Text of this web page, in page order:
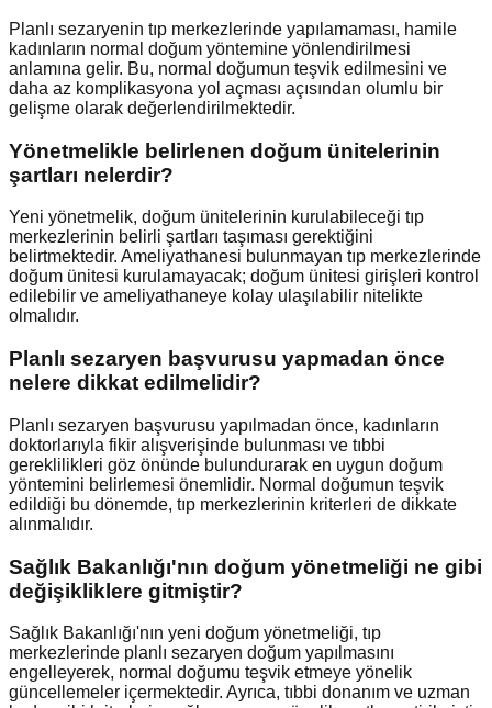
Planlı sezaryenin tıp merkezlerinde yapılamaması, hamile
kadınların normal doğum yöntemine yönlendirilmesi
anlamına gelir. Bu, normal doğumun teşvik edilmesini ve
daha az komplikasyona yol açması açısından olumlu bir
gelişme olarak değerlendirilmektedir.
Yönetmelikle belirlenen doğum ünitelerinin
şartları nelerdir?
Yeni yönetmelik, doğum ünitelerinin kurulabileceği tıp
merkezlerinin belirli şartları taşıması gerektiğini
belirtmektedir. Ameliyathanesi bulunmayan tıp merkezlerinde
doğum ünitesi kurulamayacak; doğum ünitesi girişleri kontrol
edilebilir ve ameliyathaneye kolay ulaşılabilir nitelikte
olmalıdır.
Planlı sezaryen başvurusu yapmadan önce
nelere dikkat edilmelidir?
Planlı sezaryen başvurusu yapılmadan önce, kadınların
doktorlarıyla fikir alışverişinde bulunması ve tıbbi
gereklilikleri göz önünde bulundurarak en uygun doğum
yöntemini belirlemesi önemlidir. Normal doğumun teşvik
edildiği bu dönemde, tıp merkezlerinin kriterleri de dikkate
alınmalıdır.
Sağlık Bakanlığı'nın doğum yönetmeliği ne gibi
değişikliklere gitmiştir?
Sağlık Bakanlığı'nın yeni doğum yönetmeliği, tıp
merkezlerinde planlı sezaryen doğum yapılmasını
engelleyerek, normal doğumu teşvik etmeye yönelik
güncellemeler içermektedir. Ayrıca, tıbbi donanım ve uzman